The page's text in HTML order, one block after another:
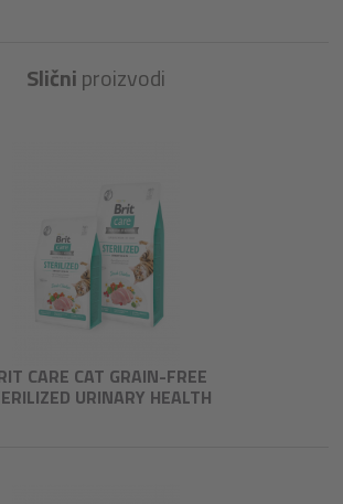
Sličniproizvodi
CARE CAT GRAIN-FREE
URINARY HEALTH